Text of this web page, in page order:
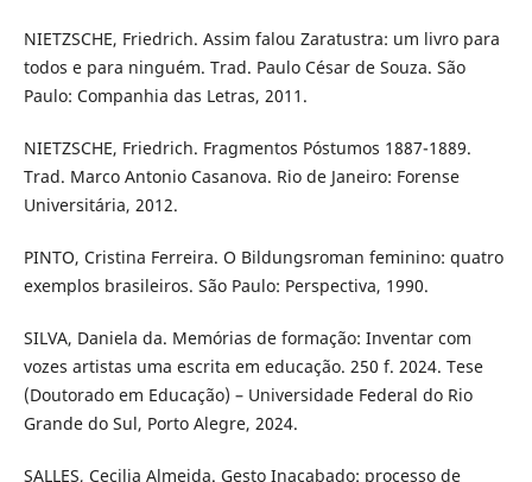
NIETZSCHE, Friedrich. Assim falou Zaratustra: um livro para
todos e para ninguém. Trad. Paulo César de Souza. São
Paulo: Companhia das Letras, 2011.
NIETZSCHE, Friedrich. Fragmentos Póstumos 1887-1889.
Trad. Marco Antonio Casanova. Rio de Janeiro: Forense
Universitária, 2012.
PINTO, Cristina Ferreira. O Bildungsroman feminino: quatro
exemplos brasileiros. São Paulo: Perspectiva, 1990.
SILVA, Daniela da. Memórias de formação: Inventar com
vozes artistas uma escrita em educação. 250 f. 2024. Tese
(Doutorado em Educação) – Universidade Federal do Rio
Grande do Sul, Porto Alegre, 2024.
SALLES, Cecilia Almeida. Gesto Inacabado: processo de